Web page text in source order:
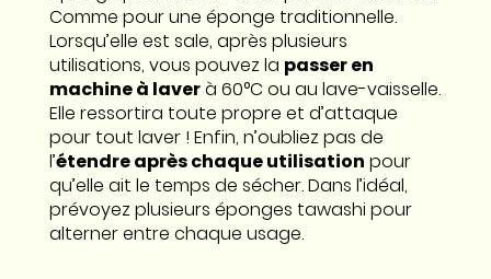
Comme pour une éponge traditionnelle.
Lorsqu’elle est sale, après plusieurs
utilisations, vous pouvez la passer en
machine à laverà 60°C ou au lave-vaisselle.
Elle ressortira toute propre et d’attaque
pour tout laver ! Enfin, n’oubliez pas de
l’étendre après chaque utilisation pour
qu’elle ait le temps de sécher. Dans l’idéal,
prévoyez plusieurs éponges tawashi pour
alterner entre chaque usage.